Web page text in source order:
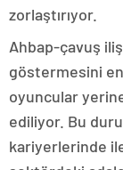
zorlaştırıyor.
Ahbap-çavuş
göstermesini
oyuncular
ediliyor. Bu
kariyerlerinde